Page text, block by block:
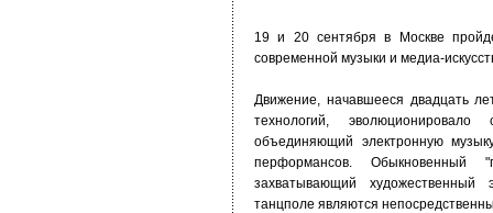
19 и 20 сентября в Москве
современной музыки и медиа-
Движение, начавшееся двадцать
технологий,
объединяющий электронную
перформансов.
захватывающий
танцполе являются